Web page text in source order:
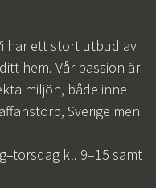
har ett stort utbud av
hem. Vår passion är
miljön, både inne
Sverige men
kl. 9–15 samt